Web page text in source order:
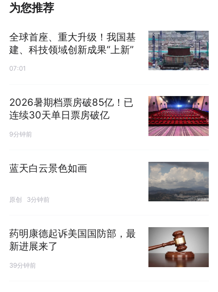
为您推荐
全球首座、重大升级！我国基
建、科技领域创新成果“上新”
07:01
2026暑期档票房破85亿！已
连续30天单日票房破亿
9分钟前
蓝天白云景色如画
原创 3分钟前
药明康德起诉美国国防部，最
新进展来了
39分钟前